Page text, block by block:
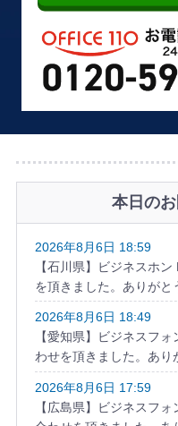
本日の
2026年8月6日 18:59
【石川県】ビジネスホ
を頂きました。ありがと
2026年8月6日 18:49
【愛知県】ビジネスフ
わせを頂きました。あり
2026年8月6日 17:59
【広島県】ビジネスフ